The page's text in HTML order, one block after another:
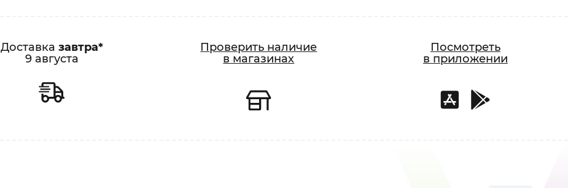
Доставказавтра*
9 августа
Проверить наличие
в магазинах
Посмотреть
в приложении